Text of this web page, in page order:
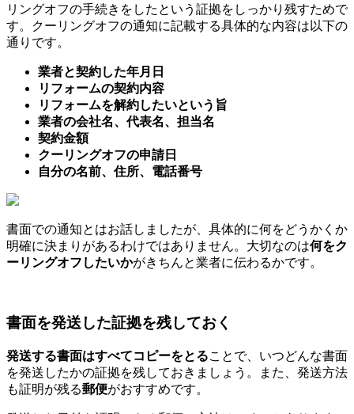
リングオフの手続きをしたという証拠をしっかり残すためで
す。クーリングオフの通知に記載する具体的な内容は以下の
通りです。
業者と契約した年月日
リフォームの契約内容
リフォームを解約したいという旨
業者の会社名、代表名、担当名
契約金額
クーリングオフの申請日
自分の名前、住所、電話番号
書面での通知とはお話しましたが、具体的に何をどうかくか
明確に決まりがあるわけではありません。大切なのは何をク
ーリングオフしたいかがきちんと業者に伝わるかです。
書面を発送した証拠を残しておく
発送する書面はすべてコピーをとることで、いつどんな書面
を発送したかの証拠を残しておきましょう。また、発送方法
も証明が残る郵便がおすすめです。